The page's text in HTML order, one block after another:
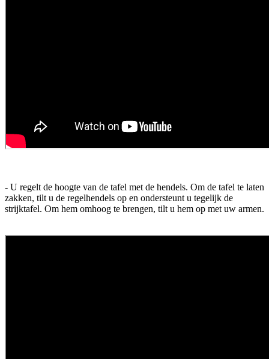
- U regelt de hoogte van de tafel met de hendels. Om de tafel te laten
zakken, tilt u de regelhendels op en ondersteunt u tegelijk de
strijktafel. Om hem omhoog te brengen, tilt u hem op met uw armen.